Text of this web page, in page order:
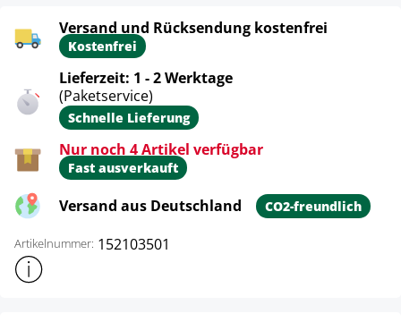
Versand und Rücksendung kostenfrei
Kostenfrei
Lieferzeit: 1 - 2 Werktage
(Paketservice)
Schnelle Lieferung
Nur noch 4 Artikel verfügbar
Fast ausverkauft
Versand aus Deutschland CO2-freundlich
Artikelnummer: 152103501
Weitere Produktinformationen anzeigen